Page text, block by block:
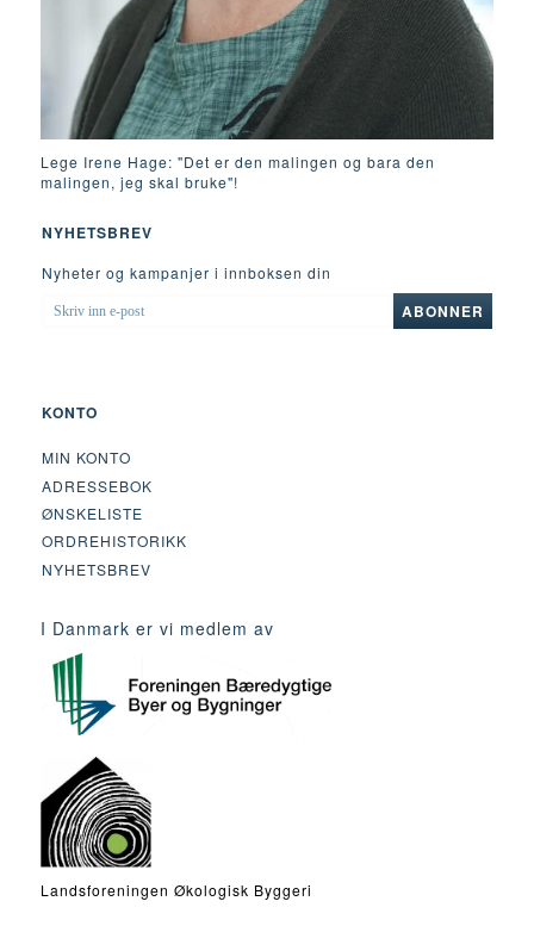
Lege Irene Hage: "Det er den malingen og bara den
malingen, jeg skal bruke"!
NYHETSBREV
Nyheter og kampanjer i innboksen din
SKRIV
INN
ABONNER
KONTO
MIN KONTO
ADRESSEBOK
ØNSKELISTE
ORDREHISTORIKK
NYHETSBREV
I Danmark er vi medlem av
Landsforeningen Økologisk Byggeri